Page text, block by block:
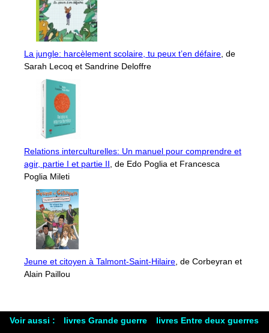
La jungle: harcèlement scolaire, tu peux t’en défaire , de
Sarah Lecoq et Sandrine Deloffre
Relations interculturelles: Un manuel pour comprendre et
agir, partie I et partie II , de Edo Poglia et Francesca
Poglia Mileti
Jeune et citoyen à Talmont-Saint-Hilaire , de Corbeyran et
Alain Paillou
Voir aussi : livres Grande guerre
livres Entre deux guerres